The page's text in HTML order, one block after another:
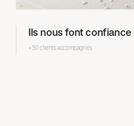
Ils nous font confiance
+50 clients accompagnés